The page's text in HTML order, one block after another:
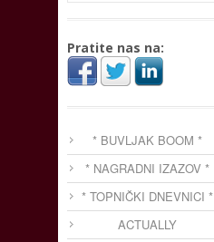
Pratite nas na:
* BUVLJAK BOOM *
* NAGRADNI IZAZOV *
* TOPNIČKI DNEVNICI *
ACTUALLY